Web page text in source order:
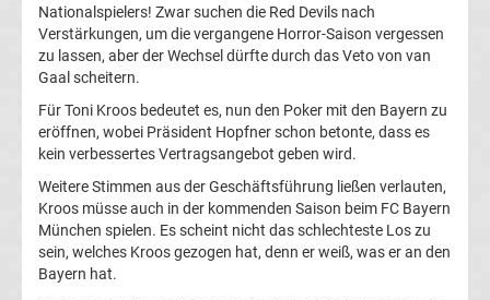
Champions
League
Europa
League
Europa
Nationalspielers! Zwar suchen die Red Devils nach
Verstärkungen, um die vergangene Horror-Saison vergessen
zu lassen, aber der Wechsel dürfte durch das Veto von van
Gaal scheitern.
Für Toni Kroos bedeutet es, nun den Poker mit den Bayern zu
eröffnen, wobei Präsident Hopfner schon betonte, dass es
kein verbessertes Vertragsangebot geben wird.
Weitere Stimmen aus der Geschäftsführung ließen verlauten,
Kroos müsse auch in der kommenden Saison beim FC Bayern
München spielen. Es scheint nicht das schlechteste Los zu
sein, welches Kroos gezogen hat, denn er weiß, was er an den
Bayern hat.